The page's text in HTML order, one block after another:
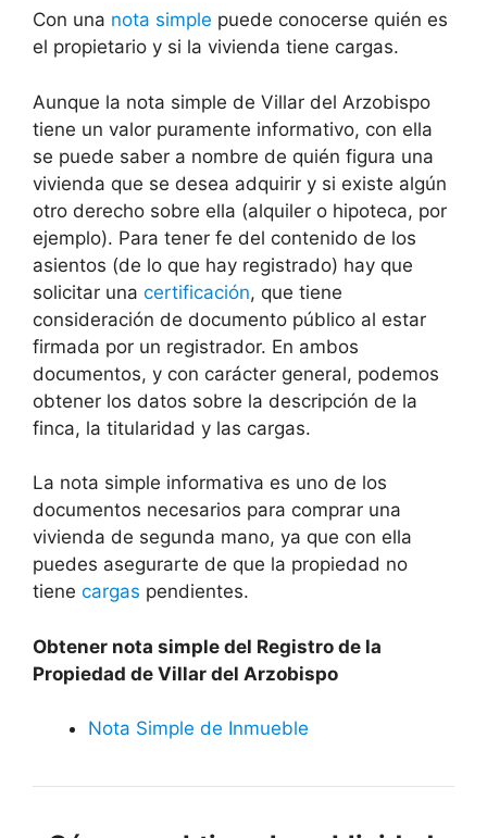
Con una nota simple puede conocerse quién es
el propietario y si la vivienda tiene cargas.
Aunque la nota simple de Villar del Arzobispo
tiene un valor puramente informativo, con ella
se puede saber a nombre de quién figura una
vivienda que se desea adquirir y si existe algún
otro derecho sobre ella (alquiler o hipoteca, por
ejemplo). Para tener fe del contenido de los
asientos (de lo que hay registrado) hay que
solicitar una certificación, que tiene
consideración de documento público al estar
firmada por un registrador. En ambos
documentos, y con carácter general, podemos
obtener los datos sobre la descripción de la
finca, la titularidad y las cargas.
La nota simple informativa es uno de los
documentos necesarios para comprar una
vivienda de segunda mano, ya que con ella
puedes asegurarte de que la propiedad no
tiene cargas pendientes.
Obtener nota simple del Registro de la
Propiedad de Villar del Arzobispo
Nota Simple de Inmueble